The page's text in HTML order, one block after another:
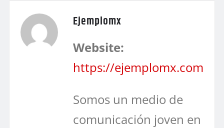
Ejemplomx
Website:
https://ejemplomx.com
Somos un medio de
comunicación joven en